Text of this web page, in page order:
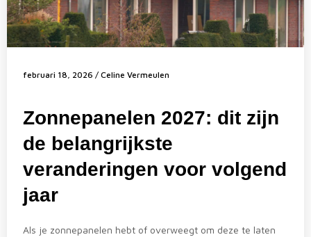
februari 18, 2026 / Celine Vermeulen
Zonnepanelen 2027: dit zijn
de belangrijkste
veranderingen voor volgend
jaar
Als je zonnepanelen hebt of overweegt om deze te laten